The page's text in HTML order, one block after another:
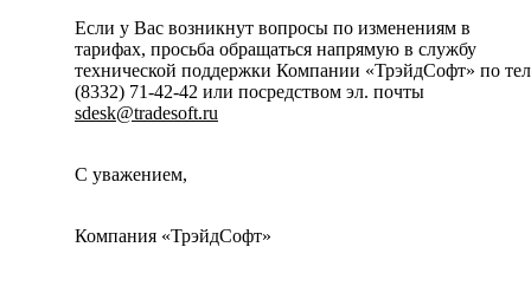
Если у Вас возникнут вопросы по изменениям в
тарифах, просьба обращаться напрямую в службу
технической поддержки Компании «ТрэйдСофт» по
(8332) 71-42-42 или посредством эл. почты
sdesk@tradesoft.ru
С уважением,
Компания «ТрэйдСофт»